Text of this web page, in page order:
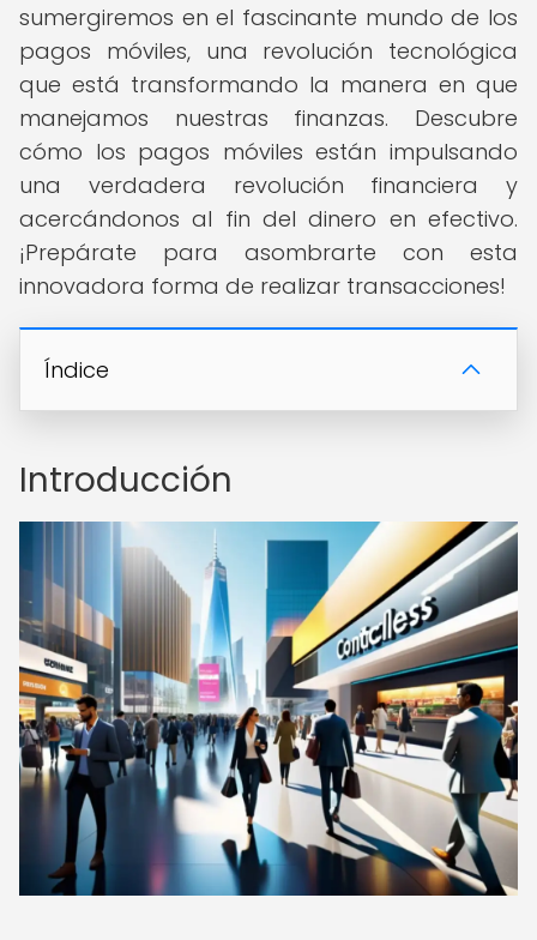
sumergiremos en el fascinante mundo de los
pagos móviles, una revolución tecnológica
que está transformando la manera en que
manejamos nuestras finanzas. Descubre
cómo los pagos móviles están impulsando
una verdadera revolución financiera y
acercándonos al fin del dinero en efectivo.
¡Prepárate para asombrarte con esta
innovadora forma de realizar transacciones!
Índice
Introducción